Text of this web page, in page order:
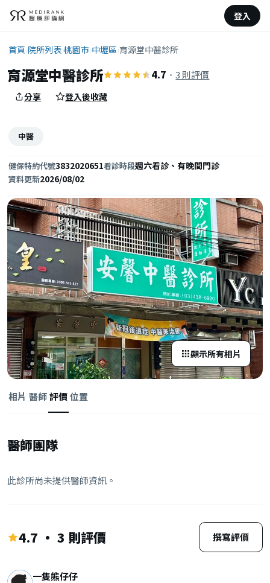
登入
首頁›院所列表›桃園市›中壢區›育源堂中醫診所
育源堂中醫診所 4.7 ·3 則評價
分享 登入後收藏
中醫
健保特約代號3832020651看診時段週六看診、有晚間門診
資料更新2026/08/02
顯示所有相片
相片 醫師評價位置
醫師團隊
此診所尚未提供醫師資訊。
4.7 · 3 則評價 撰寫評價
一隻熊仔仔